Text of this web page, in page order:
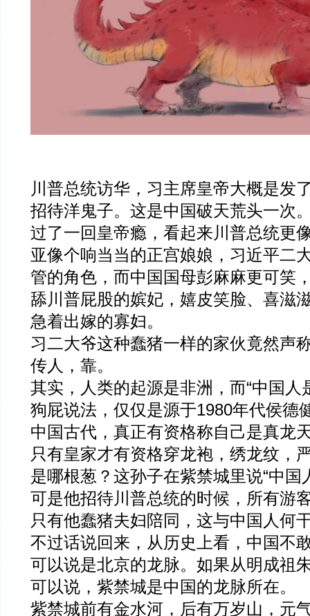
川普总统访华，习主席皇帝大概是发
招待洋鬼子。这是中国破天荒头一次
过了一回皇帝瘾，看起来川普总统更
亚像个响当当的正宫娘娘，习近平二
管的角色，而中国国母彭麻麻更可笑
舔川普屁股的嫔妃，嬉皮笑脸、喜滋
急着出嫁的寡妇。
习二大爷这种蠢猪一样的家伙竟然声
传人，靠。
其实，人类的起源是非洲，而“中国人
狗屁说法，仅仅是源于1980年代侯德
中国古代，真正有资格称自己是真龙
只有皇家才有资格穿龙袍，绣龙纹，
是哪根葱？这孙子在紫禁城里说“中国
可是他招待川普总统的时候，所有游
只有他蠢猪夫妇陪同，这与中国人何
不过话说回来，从历史上看，中国不
可以说是北京的龙脉。如果从明成祖
可以说，紫禁城是中国的龙脉所在。
紫禁城前有金水河，后有万岁山，元